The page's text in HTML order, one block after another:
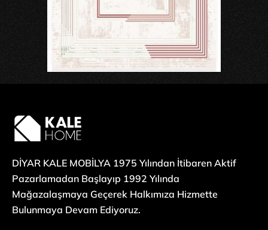
DİYAR KALE MOBİLYA 1975 Yılından İtibaren Aktif
Pazarlamadan Başlayıp 1992 Yılında
Mağazalaşmaya Geçerek Halkımıza Hizmette
Bulunmaya Devam Ediyoruz.